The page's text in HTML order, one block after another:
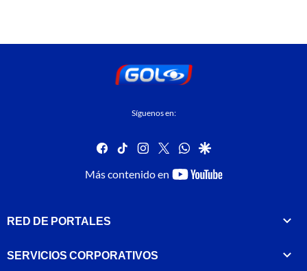
Síguenos en:
facebook
tiktok instagram
twitterwhatsapp
google
Más contenido en
youtube-
RED DE PORTALES
SERVICIOS CORPORATIVOS